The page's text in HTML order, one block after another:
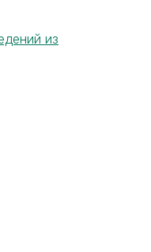
из